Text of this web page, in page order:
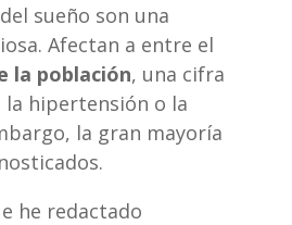
sueño son una
Afectan a entre el
la población, una cifra
la hipertensión o la
la gran mayoría
he redactado